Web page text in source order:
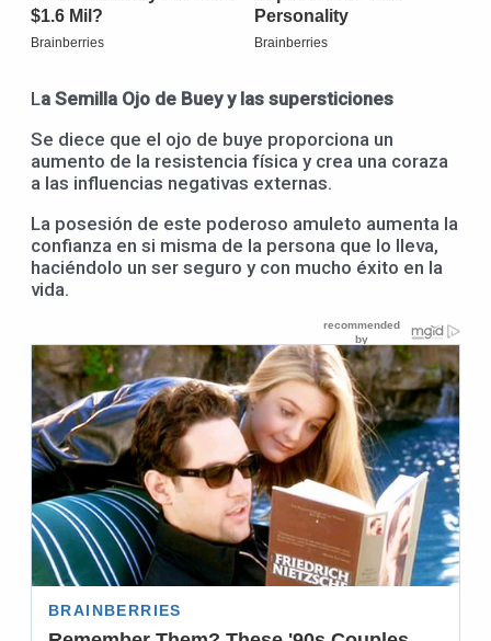
La Semilla Ojo de Buey y las supersticiones
Se diece que el ojo de buye proporciona un
aumento de la resistencia física y crea una coraza
a las influencias negativas externas.
La posesión de este poderoso amuleto aumenta la
confianza en si misma de la persona que lo lleva,
haciéndolo un ser seguro y con mucho éxito en la
vida.